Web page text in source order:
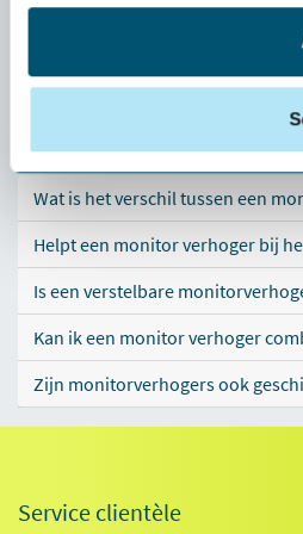
Questions fréquentes
Wat is het verschil tussen een
Helpt een monitor verhoger bij
Is een verstelbare
Kan ik een monitor verhoger
Zijn monitorverhogers ook
Service clientèle